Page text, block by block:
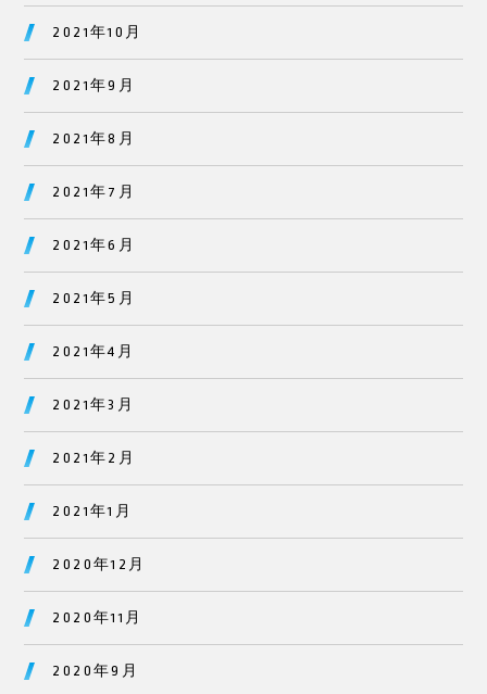
2021年10月
2021年9月
2021年8月
2021年7月
2021年6月
2021年5月
2021年4月
2021年3月
2021年2月
2021年1月
2020年12月
2020年11月
2020年9月